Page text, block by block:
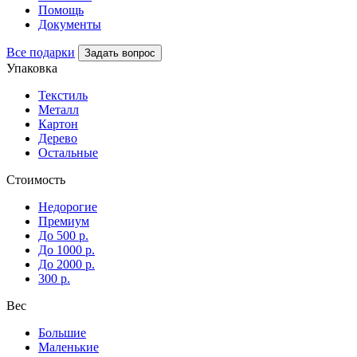
Помощь
Документы
Все подарки Задать вопрос
Упаковка
Текстиль
Металл
Картон
Дерево
Остальные
Стоимость
Недорогие
Премиум
До 500 р.
До 1000 р.
До 2000 р.
300 р.
Вес
Большие
Маленькие